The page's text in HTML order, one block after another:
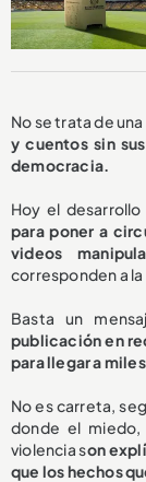
No se trata de
y cuentos sin
democracia.
Hoy el desarrollo
para poner a
videos
corresponden a
Basta un
publicación en
para llegar a
No es carreta,
donde el miedo,
violencia son
que los hechos